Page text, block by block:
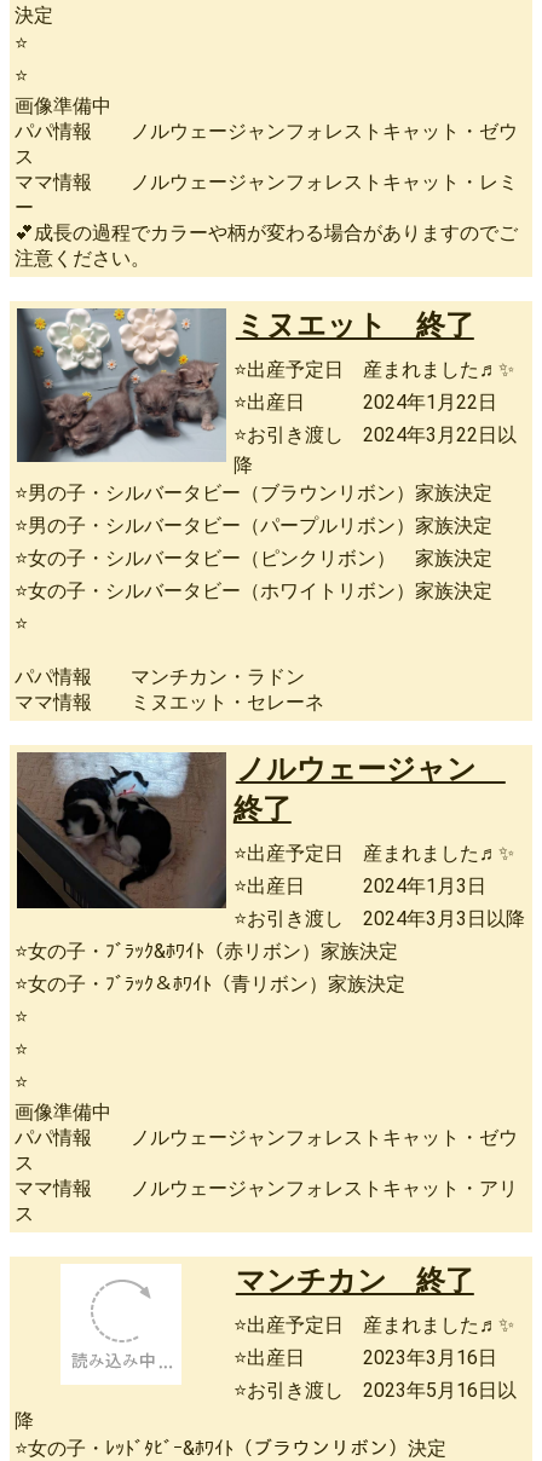
決定
⭐
⭐
画像準備中
パパ情報 ノルウェージャンフォレストキャット・ゼウ
ス
ママ情報 ノルウェージャンフォレストキャット・レミ
ー
💕成長の過程でカラーや柄が変わる場合がありますのでご
注意ください。
ミヌエット 終了
⭐出産予定日 産まれました♬✨
⭐出産日 2024年1月22日
⭐お引き渡し 2024年3月22日以
降
⭐男の子・シルバータビー（ブラウンリボン）家族決定
⭐男の子・シルバータビー（パープルリボン）家族決定
⭐女の子・シルバータビー（ピンクリボン） 家族決定
⭐女の子・シルバータビー（ホワイトリボン）家族決定
⭐
パパ情報 マンチカン・ラドン
ママ情報 ミヌエット・セレーネ
ノルウェージャン
終了
⭐出産予定日 産まれました♬✨
⭐出産日 2024年1月3日
⭐お引き渡し 2024年3月3日以降
⭐女の子・ﾌﾞﾗｯｸ&ﾎﾜｲﾄ（赤リボン）家族決定
⭐女の子・ﾌﾞﾗｯｸ＆ﾎﾜｲﾄ（青リボン）家族決定
⭐
⭐
⭐
画像準備中
パパ情報 ノルウェージャンフォレストキャット・ゼウ
ス
ママ情報 ノルウェージャンフォレストキャット・アリ
ス
マンチカン 終了
⭐出産予定日 産まれました♬✨
⭐出産日 2023年3月16日
⭐お引き渡し 2023年5月16日以
⭐女の子・ﾚｯﾄﾞﾀﾋﾞｰ&ﾎﾜｲﾄ（ブラウンリボン）決定